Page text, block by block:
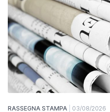
RASSEGNA STAMPA 03/08/2026